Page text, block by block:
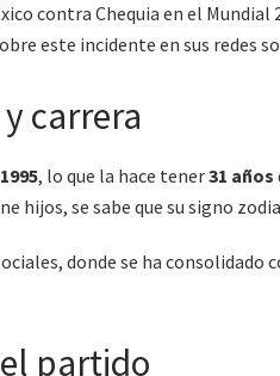
contra Chequia en el Mundial
este incidente en sus redes
carrera
, lo que la hace tener31 años
hijos, se sabe que su signo
donde se ha
partido